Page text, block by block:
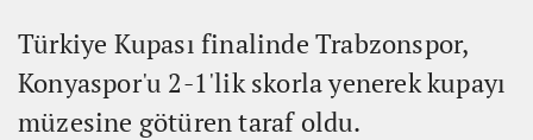
Türkiye Kupası finalinde Trabzonspor,
Konyaspor'u 2-1'lik skorla yenerek kupayı
müzesine götüren taraf oldu.